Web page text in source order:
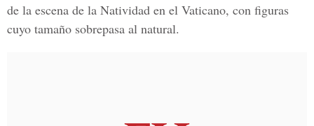
de la escena de la Natividad en el Vaticano, con figuras
cuyo tamaño sobrepasa al natural.